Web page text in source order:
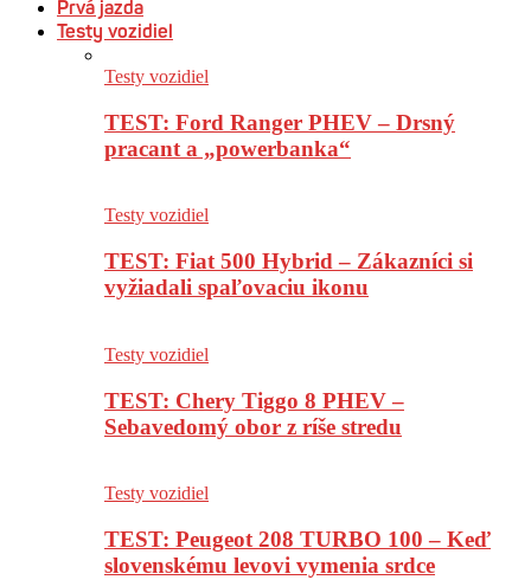
Prvá jazda
Testy vozidiel
Testy vozidiel
TEST: Ford Ranger PHEV – Drsný
pracant a „powerbanka“
Testy vozidiel
TEST: Fiat 500 Hybrid – Zákazníci si
vyžiadali spaľovaciu ikonu
Testy vozidiel
TEST: Chery Tiggo 8 PHEV –
Sebavedomý obor z ríše stredu
Testy vozidiel
TEST: Peugeot 208 TURBO 100 – Keď
slovenskému levovi vymenia srdce